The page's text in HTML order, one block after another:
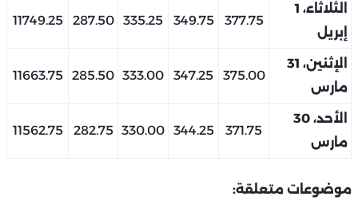
الثلاثاء، 1
إبريل
377.75
349.75
335.25
287.50
11749.25
الإثنين، 31
مارس
375.00
347.25
333.00
285.50
11663.75
الأحد، 30
مارس
371.75
344.25
330.00
282.75
11562.75
موضوعات متعلقة: